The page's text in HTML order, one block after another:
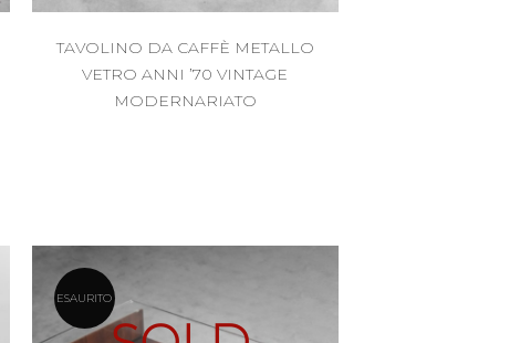
TAVOLINO DA CAFFÈ METALLO
VETRO ANNI ’70 VINTAGE
MODERNARIATO
ESAURITO